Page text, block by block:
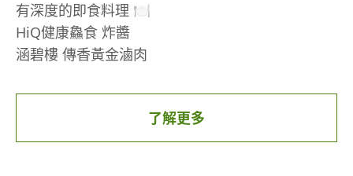
麵條、粥的碳水化合物經過水煮後，升糖指數較
高，可刺激胰島素分泌，轉化白肉魚的優質蛋白
質，進入人體肌肉中，幫助肌肉修補與復原。
飽和脂肪酸的天然魚油，可幫助人體代謝，是不遜
本活動僅限使用uniopen聯名卡實體卡支付、及
icash Pay綁定uniopen聯名卡支付。
當筆消費金額滿688元(含)即送50元折價券(單筆不累
券上說明。
持uniopen聯名卡實體卡消費，結帳後當場發送折
價券；持icash Pay綁定uniopen聯名卡支付，次月
有深度的即食料理 🍽️
HiQ健康鱻食 炸醬
涵碧樓 傳香黃金滷肉
覆熱後簡單調理，快速上桌
夜深人靜、繁忙時刻的解饞神隊友
一醬滿足你的餓！
了解更多